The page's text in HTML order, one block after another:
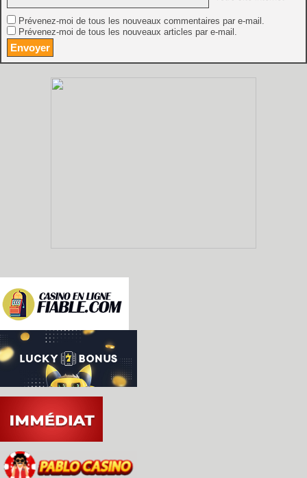
Prévenez-moi de tous les nouveaux commentaires par e-mail.
Prévenez-moi de tous les nouveaux articles par e-mail.